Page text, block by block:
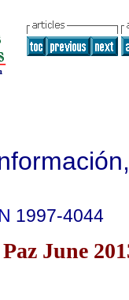
1997-4044
June